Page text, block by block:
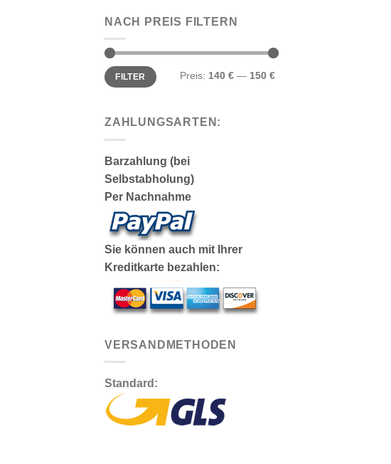
NACH PREIS FILTERN
Min.
Preis
Max.
PreisFILTER Preis: 140 € — 150 €
ZAHLUNGSARTEN:
Barzahlung (bei
Selbstabholung)
Per Nachnahme
Sie können auch mit Ihrer
Kreditkarte bezahlen:
VERSANDMETHODEN
Standard: